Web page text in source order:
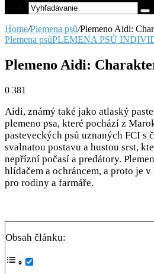
Article
Home/Plemena psů/Plemeno Aidi:
Plemena psůPLEMENA PSŮ
Plemeno Aidi:
0 381
Aidi, známý také jako atlaský
plemeno psa, které pochází z
pasteveckých psů uznaných FCI s
svalnatou postavu a hustou srst,
nepřízní počasí a predátory.
hlídačem a ochráncem, a proto je
pro rodiny a farmáře.
Obsah článku: